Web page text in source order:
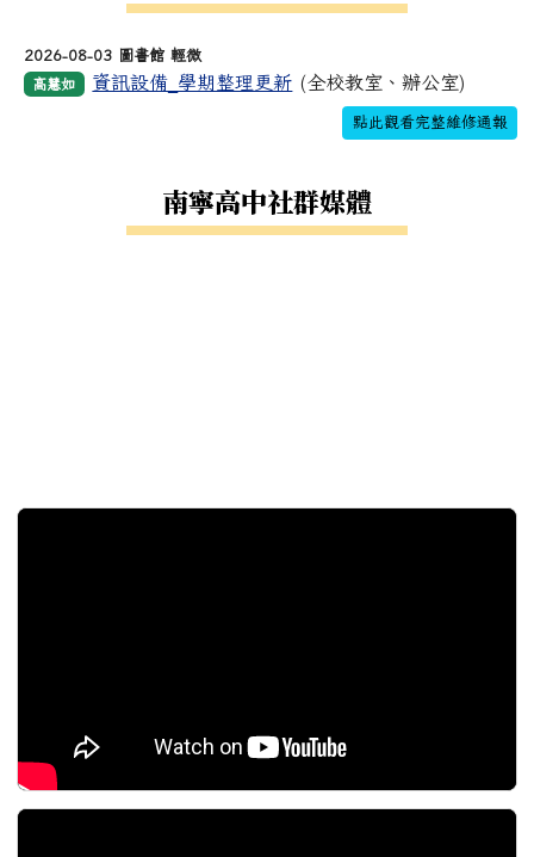
2026-08-03 圖書館 輕微
高慧如 資訊設備_學期整理更新 (全校教室、辦公室)
點此觀看完整維修通報
南寧高中社群媒體